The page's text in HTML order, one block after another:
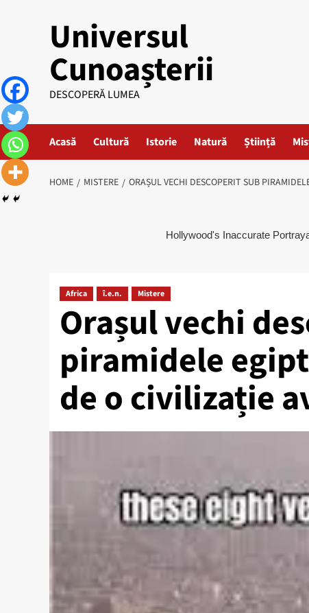
Universul
Cunoașterii
DESCOPERĂ LUMEA
Acasă Cultură Istorie Natură Știință
HOME MISTERE ORAȘUL VECHI DESCOPERIT SUB
Africa î.e.n. Mistere
Orașul vechi
piramidele
de o civilizație